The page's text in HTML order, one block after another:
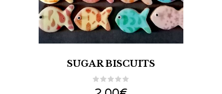
SUGAR BISCUITS